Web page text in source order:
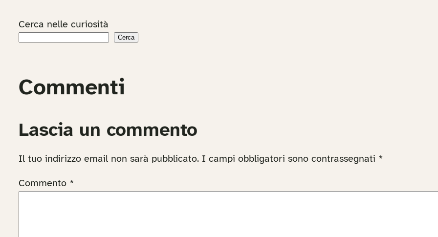
Cerca nelle curiosità
Cerca
Commenti
Lascia un commento
Il tuo indirizzo email non sarà pubblicato. I campi obbligatori sono contrassegnati *
Commento *